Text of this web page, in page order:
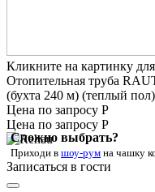
Кликните на картинку
Отопительная труба
(бухта 240 м) (теплый
Цена по запросу Р
Цена по запросу Р
Сложно выбрать?
Приходи в шоу-рум на чашку
Записаться в гости